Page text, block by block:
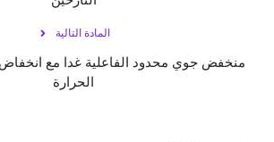
المادة التالية
منخفض جوي محدود الفاعلية غدا مع
الحرارة